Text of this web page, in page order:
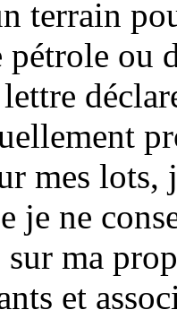
terrain
pétrole ou
mes
je ne
sur ma
et